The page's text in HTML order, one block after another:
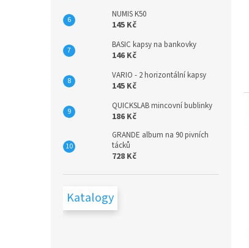
NUMIS K50
145 Kč
BASIC kapsy na bankovky
146 Kč
VARIO - 2 horizontální kapsy
145 Kč
QUICKSLAB mincovní bublinky
186 Kč
GRANDE album na 90 pivních
tácků
728 Kč
Katalogy